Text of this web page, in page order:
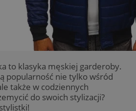
to klasyka męskiej garderoby.
popularność nie tylko wśród
także w codziennych
do swoich stylizacji?